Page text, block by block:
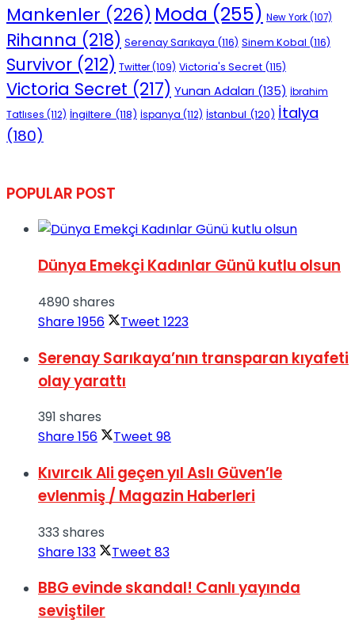
Mankenler (226) Moda (255) New York(107)
Rihanna (218) Serenay Sarıkaya (116) Sinem Kobal (116)
Survivor (212) Twitter(109) Victoria's Secret (115)
Victoria Secret (217) Yunan Adaları (135) İbrahim
Tatlıses (112) İngiltere (118) İspanya (112) İstanbul (120) İtalya
(180)
POPULAR POST
Dünya Emekçi Kadınlar Günü kutlu olsun
4890 shares
Share1956 Tweet 1223
Serenay Sarıkaya’nın transparan kıyafeti
olay yarattı
391 shares
Share156 Tweet 98
Kıvırcık Ali geçen yıl Aslı Güven’le
evlenmiş / Magazin Haberleri
333 shares
Share133 Tweet 83
BBG evinde skandal! Canlı yayında
seviştiler